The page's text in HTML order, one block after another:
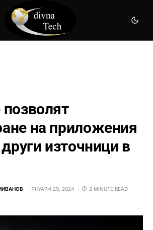
на приложения
източници в
ЯНУАРИ 29, 2024 2 MINUTE READ